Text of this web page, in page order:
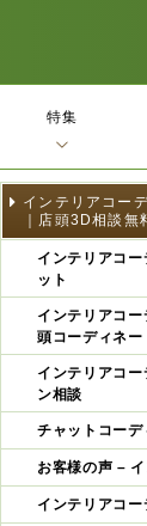
インテリアコー
｜店頭3D相談無
インテリアコ
ット
インテリアコ
頭コーディネー
インテリアコ
ン相談
チャットコー
お客様の声 –
インテリアコ
特集